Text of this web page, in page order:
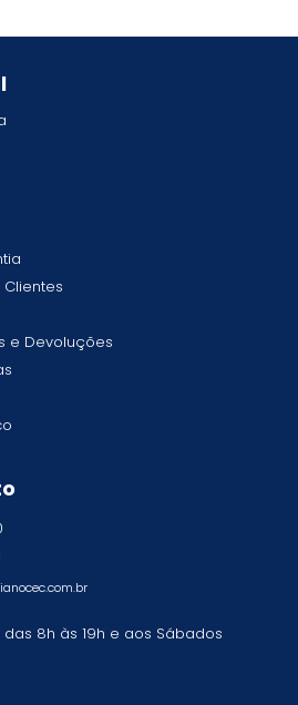
e Devoluções
8h às 19h e aos Sábados